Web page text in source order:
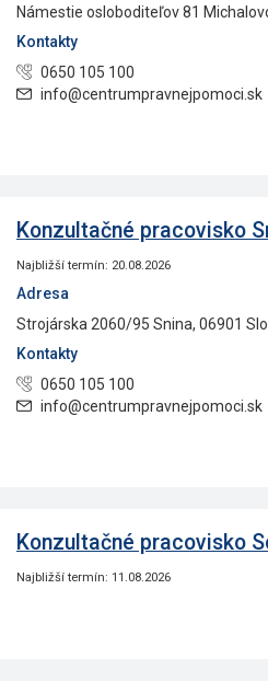
Námestie osloboditeľov 81
Kontakty
0650 105 100
info@centrumpravnejpomoci.sk
Konzultačné pracovisko
Najbližší termín: 20.08.2026
Adresa
Strojárska 2060/95 Snina, 06901
Kontakty
0650 105 100
info@centrumpravnejpomoci.sk
Konzultačné pracovisko
Najbližší termín: 11.08.2026